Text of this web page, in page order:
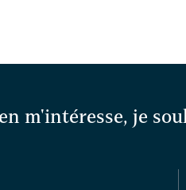
m'intéresse, je